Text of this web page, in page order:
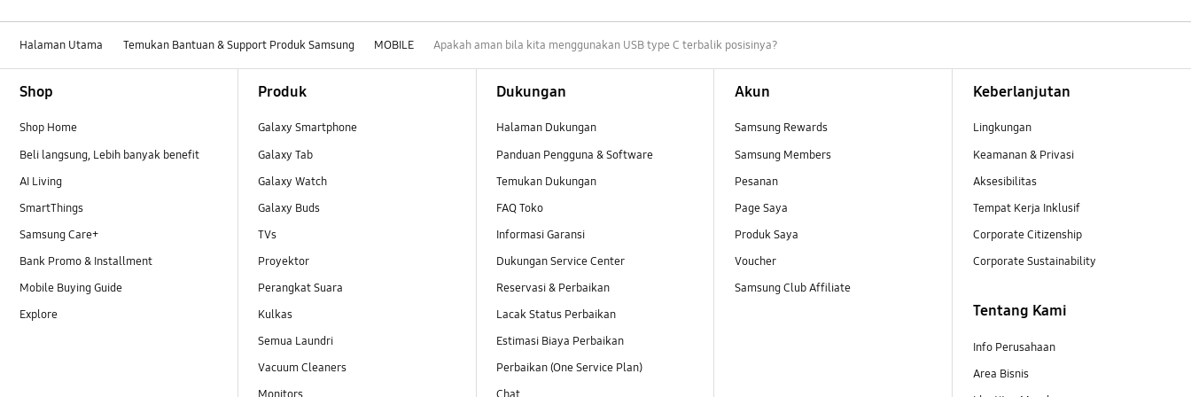
Halaman Utama Temukan Bantuan & Support Produk Samsung MOBILE Apakah aman bila kita menggunakan USB type C terbalik posisinya?
Shop
Shop Home
Beli langsung, Lebih banyak benefit
AI Living
SmartThings
Samsung Care+
Bank Promo & Installment
Mobile Buying Guide
Explore
Produk
Galaxy Smartphone
Galaxy Tab
Galaxy Watch
Galaxy Buds
TVs
Proyektor
Perangkat Suara
Kulkas
Semua Laundri
Vacuum Cleaners
Dukungan
Halaman Dukungan
Panduan Pengguna & Software
Temukan Dukungan
FAQ Toko
Informasi Garansi
Dukungan Service Center
Reservasi & Perbaikan
Lacak Status Perbaikan
Estimasi Biaya Perbaikan
Perbaikan (One Service Plan)
Akun
Samsung Rewards
Samsung Members
Pesanan
Page Saya
Produk Saya
Voucher
Samsung Club Affiliate
Keberlanjutan
Lingkungan
Keamanan & Privasi
Aksesibilitas
Tempat Kerja Inklusif
Corporate Citizenship
Corporate Sustainability
Tentang Kami
Info Perusahaan
Area Bisnis